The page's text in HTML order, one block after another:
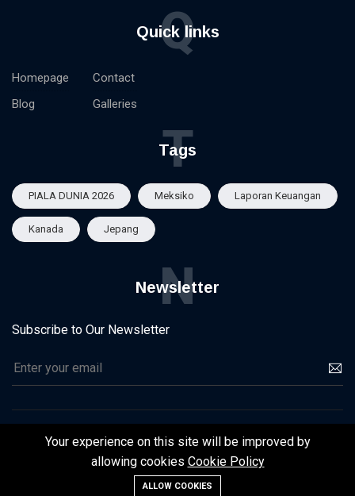
Quick links
Q
Homepage
Blog
Contact
Galleries
Tags
T
PIALA DUNIA 2026 Meksiko Laporan Keuangan
Kanada Jepang
Newsletter
N
Subscribe to Our Newsletter
©2025 | Infrastruktur 2025
Contact Blog
Your experience on this site will be improved by
allowing cookies Cookie Policy
ALLOW COOKIES